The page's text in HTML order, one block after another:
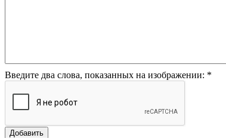
Введите два слова, показанных на изображении: *